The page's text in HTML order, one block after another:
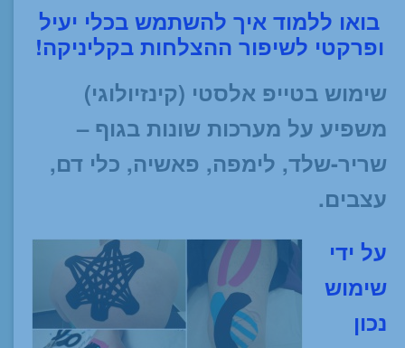
בואו ללמוד איך להשתמש בכלי יעיל
ופרקטי לשיפור ההצלחות בקליניקה!
שימוש בטייפ אלסטי (קינזיולוגי)
משפיע על מערכות שונות בגוף –
שריר-שלד, לימפה, פאשיה, כלי דם,
עצבים.
על ידי
שימוש
נכון